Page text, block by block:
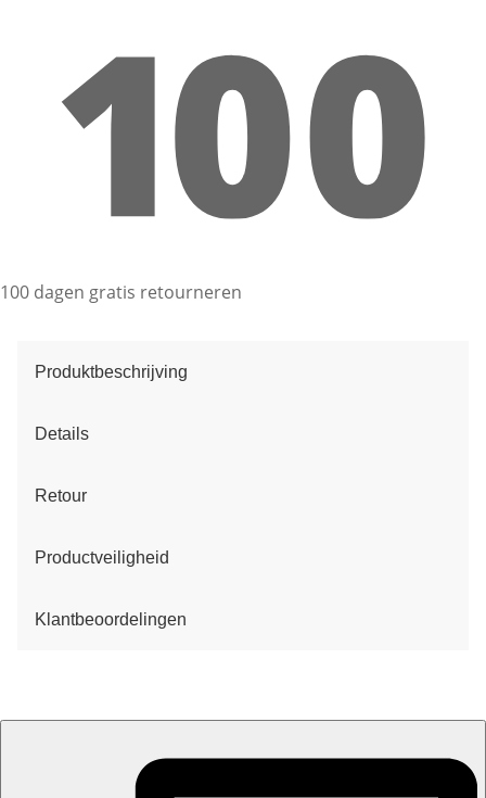
100 dagen gratis retourneren
Produktbeschrijving
Details
Retour
Productveiligheid
Klantbeoordelingen